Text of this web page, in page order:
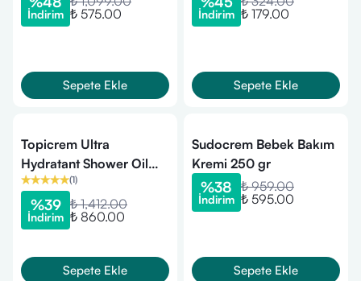
İndirim ₺ 575.00
Sepete Ekle
İndirim ₺ 179.00
Sepete Ekle
Topicrem Ultra
Hydratant Shower Oil
500 ml (1)
%39
İndirim
₺ 1,412.00
₺ 860.00
Sepete Ekle
Sudocrem Bebek Bakım
Kremi 250 gr
%38
İndirim
₺ 959.00
₺ 595.00
Sepete Ekle